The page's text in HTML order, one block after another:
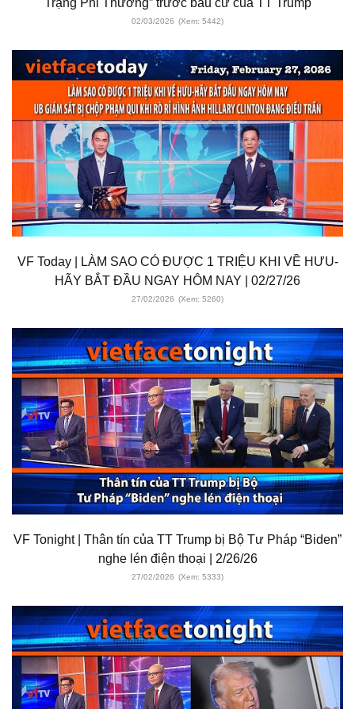
Trạng Phi Thường” trước bầu cử của TT Trump
02/03/2026 (Xem: 5442)
VF Today | LÀM SAO CÓ ĐƯỢC 1 TRIỆU KHI VỀ HƯU-
HÃY BẮT ĐẦU NGAY HÔM NAY | 02/27/26
27/02/2026 (Xem: 5260)
VF Tonight | Thân tín của TT Trump bị Bộ Tư Pháp “Biden”
nghe lén điện thoại | 2/26/26
27/02/2026 (Xem: 5333)